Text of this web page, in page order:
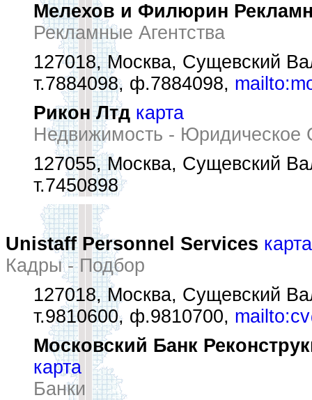
Мелехов и Филюрин
Рекламные Агентства
127018, Москва, Сущевский
т.7884098, ф.7884098,
Рикон Лтд карта
Недвижимость - Юридическое
127055, Москва, Сущевский
т.7450898
Unistaff Personnel Services карта
Кадры - Подбор
127018, Москва, Сущевский
т.9810600, ф.9810700,
Московский Банк
карта
Банки